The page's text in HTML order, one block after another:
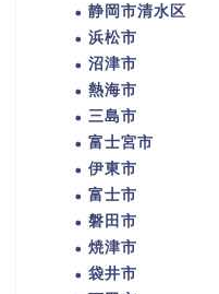
静岡市清水区
浜松市
沼津市
熱海市
三島市
富士宮市
伊東市
富士市
磐田市
焼津市
袋井市